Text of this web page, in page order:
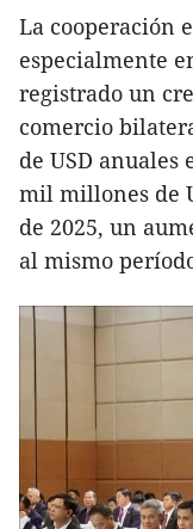
La cooperación
especialmente
registrado un
comercio
de USD anuales
mil millones de
de 2025, un
al mismo